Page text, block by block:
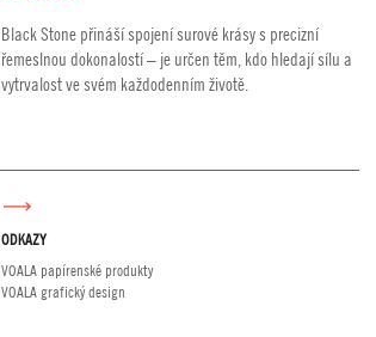
Black Stone přináší spojení surové krásy s precizní
řemeslnou dokonalostí – je určen těm, kdo hledají sílu a
vytrvalost ve svém každodenním životě.
ODKAZY
VOALA papírenské produkty
VOALA grafický design